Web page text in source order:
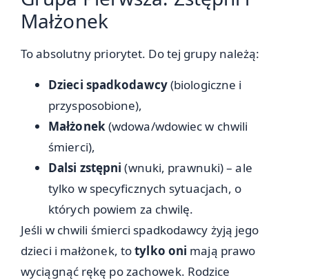
Małżonek
To absolutny priorytet. Do tej grupy należą:
Dzieci spadkodawcy(biologiczne i
przysposobione),
Małżonek(wdowa/wdowiec w chwili
śmierci),
Dalsi zstępni (wnuki, prawnuki) – ale
tylko w specyficznych sytuacjach, o
których powiem za chwilę.
Jeśli w chwili śmierci spadkodawcy żyją jego
dzieci i małżonek, totylko oni mają prawo
wyciągnąć rękę po zachowek. Rodzice